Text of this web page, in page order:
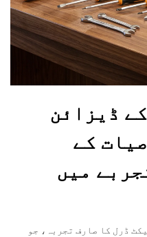
ڈیزائن
کے
میں
ڈرل کا صارف تجربہ، جو